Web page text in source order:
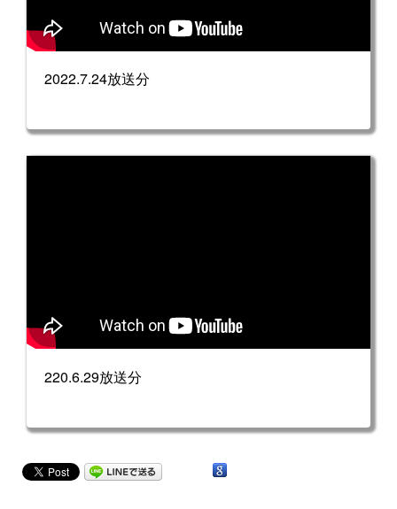
2022.7.24放送分
220.6.29放送分